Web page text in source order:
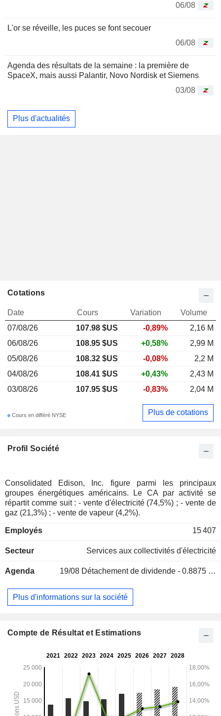
06/08
L'or se réveille, les puces se font secouer
06/08
Agenda des résultats de la semaine : la première de
SpaceX, mais aussi Palantir, Novo Nordisk et Siemens
03/08
Plus d'actualités
Profil Société
Consolidated Edison, Inc. figure parmi les principaux
groupes énergétiques américains. Le CA par activité se
répartit comme suit : - vente d'électricité (74,5%) ; - vente de
gaz (21,3%) ; - vente de vapeur (4,2%).
Employés 15 407
Secteur Services aux collectivités d'électricité
Agenda 19/08 Détachement de dividende - 0.8875 USD
Plus d'informations sur la société
Cotations
Date Cours Variation
Volume
07/08/26
107.98 $US -0,89%
2,16 M
06/08/26
108.95 $US +0,58%
2,99 M
05/08/26
108.32 $US -0,08%
2,2 M
04/08/26
108.41 $US +0,43%
2,43 M
03/08/26
107.95 $US -0,83% 2,04 M
Cours en différé NYSE Plus de cotations
Compte de Résultat et Estimations